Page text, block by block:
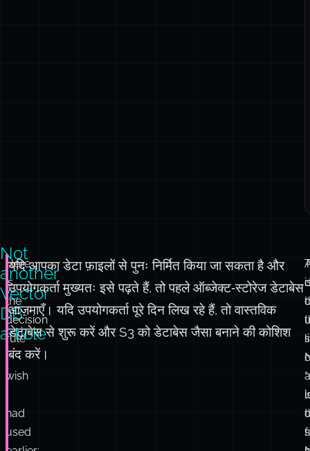
Not
another
DB
article
Here
is
decision
rule
यदि आपका डेटा फ़ाइलों से पुनः निर्मित किया जा सकता है और
उपयोगकर्ता मुख्यतः इसे पढ़ते हैं, तो पहले ऑब्जेक्ट‑स्टोरेज डेटाबेस
आज़माएँ। यदि उपयोगकर्ता पूरे दिन लिख रहे हैं, तो वास्तविक
डेटाबेस से शुरू करें और S3 को डेटाबेस जैसा बनाने की कोशिश